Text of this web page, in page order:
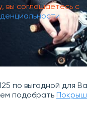
вы соглашаетесь с
по выгодной для
подобрать